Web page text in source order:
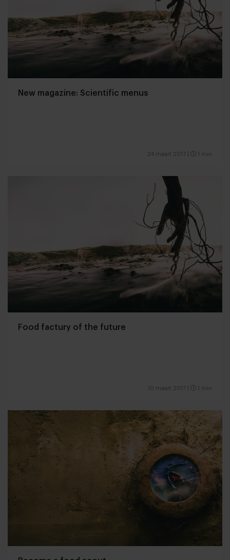
New magazine: Scientific menus
24 maart 2017 1 min
Food factury of the future
10 maart 2017 1 min